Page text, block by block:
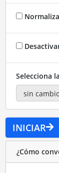
Selecciona
INICIAR
¿Cómo